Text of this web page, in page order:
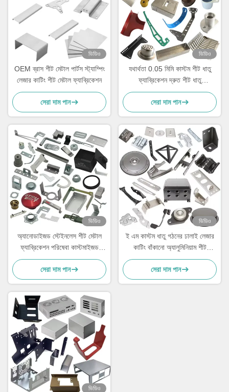
ভিডিও
OEM ব্রাস শীট মেটাল পার্টস স্ট্যাম্পিং
লেজার কাটিং শীট মেটাল ফ্যাব্রিকেশন
সেরা দাম পান
ভিডিও
যথার্থতা 0.05 মিমি কাস্টম শীট ধাতু
ফ্যাব্রিকেশন দ্রুত শীট ধাতু
প্রোটোটাইপিং
সেরা দাম পান
ভিডিও
অ্যানোডাইজড স্টেইনলেস শীট মেটাল
ফ্যাব্রিকেশন পরিষেবা কাস্টমাইজড
ISO9001
সেরা দাম পান
ভিডিও
ই এম কাস্টম ধাতু গঠনের ঢালাই লেজার
কাটিং বাঁকানো অ্যালুমিনিয়াম শীট
ফ্যাব্রিকেশন
সেরা দাম পান
ভিডিও